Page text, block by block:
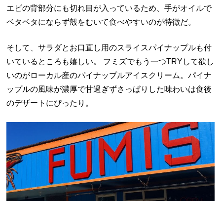
エビの背部分にも切れ目が入っているため、手がオイルで
ベタベタにならず殻をむいて食べやすいのが特徴だ。
そして、サラダとお口直し用のスライスパイナップルも付
いているところも嬉しい。 フミズでもう一つTRYして欲し
いのがローカル産のパイナップルアイスクリーム。パイナ
ップルの風味が濃厚で甘過ぎずさっぱりした味わいは食後
のデザートにぴったり。